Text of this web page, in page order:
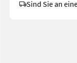
Sind Sie an